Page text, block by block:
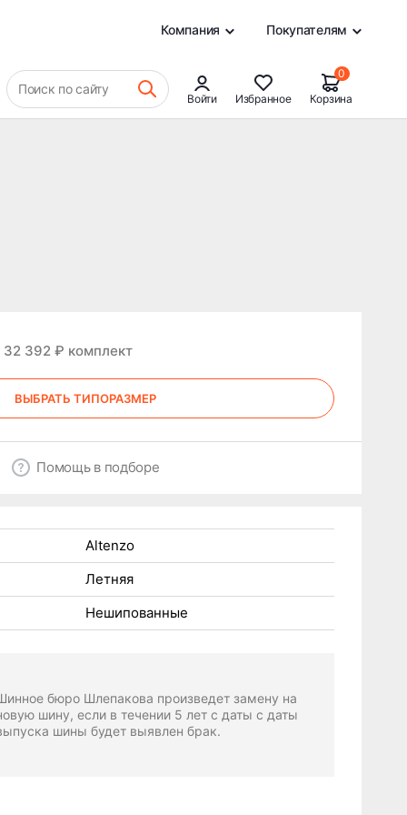
Компания Покупателям
Поиск по сайту
Войти Избранное
0
Корзина
32 392 ₽ комплект
ВЫБРАТЬ ТИПОРАЗМЕР
Помощь в подборе
Altenzo
Летняя
Нешипованные
бюро Шлепакова произведет замену на
шину, если в течении 5 лет с даты с даты
шины будет выявлен брак.